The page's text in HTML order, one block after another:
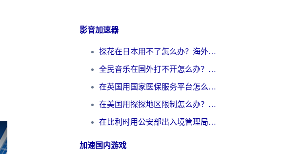
影音加速器
探花在日本用不了怎么办？海外党必看的回国加速解决方案（附多场景实测）
全民音乐在国外打不开怎么办？海外党亲测有效的回国加速方案
在英国用国家医保服务平台怎么把定位修改到中国国内？海外党必看的解决指南（附腾讯视频伊对可用方法）
在美国用探探地区限制怎么办？3个实用技巧帮你搞定（附咪咕豆瓣音乐限制破解法）
在比利时用公安部出入境管理局地区限制怎么办？3步搞定+欧洲杯观赛&香港购物指南
加速国内游戏